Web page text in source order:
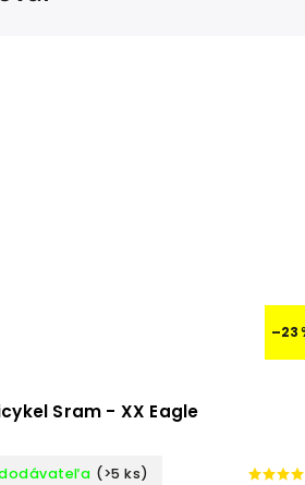
–23
Sram - XX Eagle
(>5 ks)